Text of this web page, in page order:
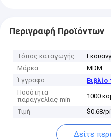
Περιγραφή Προϊόντων
Τόπος καταγωγής
Μάρκα
MDM
Έγγραφο
Ποσότητα
παραγγελίας min
1000
Τιμή $0.68/
Δείτε